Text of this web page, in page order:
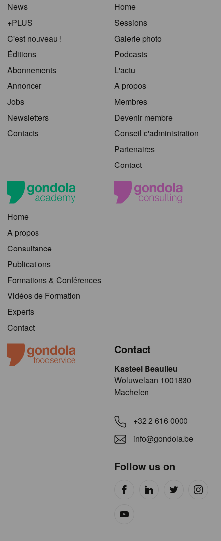
News
+PLUS
C'est nouveau !
Éditions
Abonnements
Annoncer
Jobs
Newsletters
Contacts
Home
Sessions
Galerie photo
Podcasts
L'actu
A propos
Membres
Devenir membre
Conseil d'administration
Partenaires
Contact
Home
A propos
Consultance
Publications
Formations & Conférences
Vidéos de Formation
Experts
Contact
Contact
Kasteel Beaulieu
​​​Woluwelaan 1001830
Machelen
+32 2 616 0000
info@gondola.be
Follow us on